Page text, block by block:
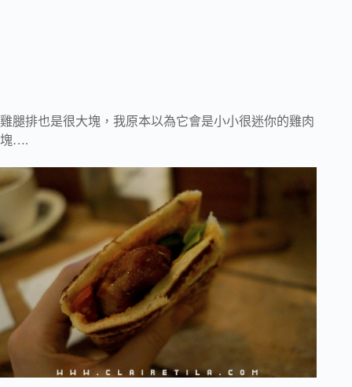
雞腿排也是很大塊，我原本以為它會是小小很迷你的雞肉
塊….